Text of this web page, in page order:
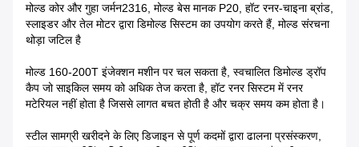
मोल्ड कोर और गुहा जर्मन2316, मोल्ड बेस मानक P20, हॉट रनर-चाइना ब्रांड,
स्लाइडर और तेल मोटर द्वारा डिमोल्ड सिस्टम का उपयोग करते हैं, मोल्ड संरचना
थोड़ा जटिल है
मोल्ड 160-200T इंजेक्शन मशीन पर चल सकता है, स्वचालित डिमोल्ड ड्रॉप
कैप जो साइकिल समय को अधिक तेज करता है, हॉट रनर सिस्टम में रनर
मटेरियल नहीं होता है जिससे लागत बचत होती है और चक्र समय कम होता है।
स्टील सामग्री खरीदने के लिए डिजाइन से पूर्ण कदमों द्वारा ढालना प्रसंस्करण,